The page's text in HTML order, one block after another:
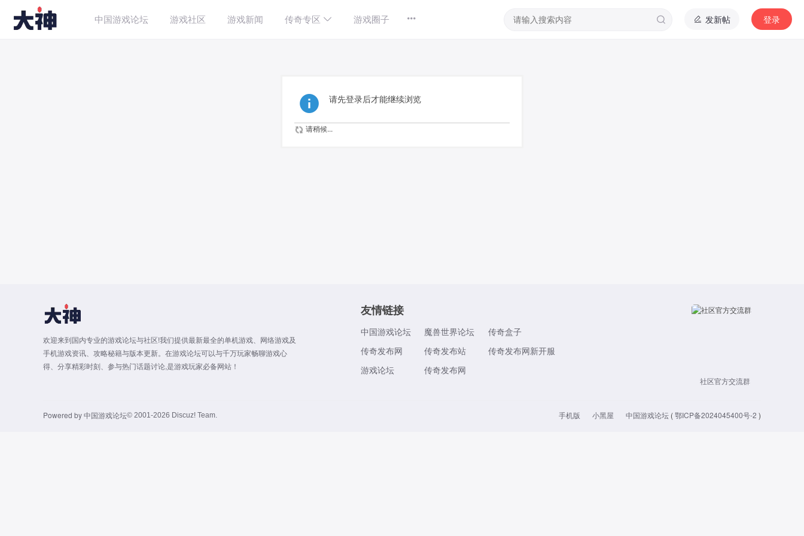
中国游戏论坛 游戏社区 游戏新闻 传奇专区 游戏圈子 发新帖 登录
请先登录后才能继续浏览
请稍候...
欢迎来到国内专业的游戏论坛与社区!我们提供最新最全的单机游戏、网络游戏及
手机游戏资讯、攻略秘籍与版本更新。在游戏论坛可以与千万玩家畅聊游戏心
得、分享精彩时刻、参与热门话题讨论,是游戏玩家必备网站！
友情链接
中国游戏论坛
传奇发布网
游戏论坛
魔兽世界论坛
传奇发布站
传奇发布网
传奇盒子
传奇发布网新开服
社区官方交流群
Powered by中国游戏论坛© 2001-2026 Discuz! Team. 手机版 小黑屋 中国游戏论坛 (鄂ICP备2024045400号-2 )